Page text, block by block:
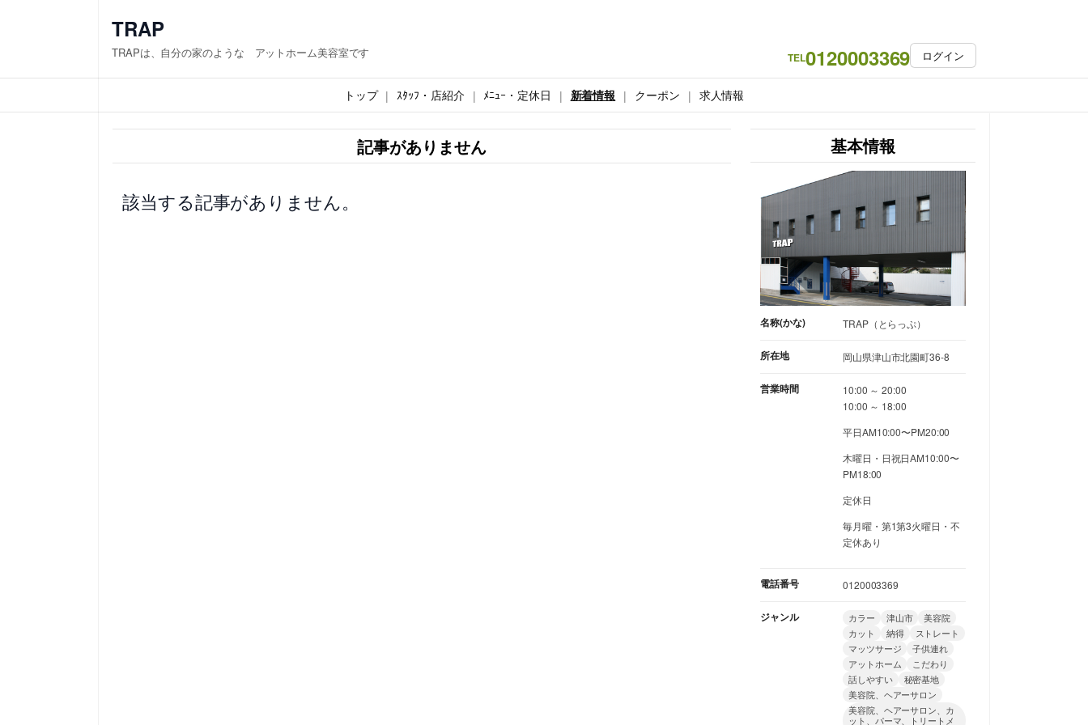
ス
キ
TRAP
TRAPは、自分の家のような アットホーム美容室です TEL0120003369 ログイン
トップ ｽﾀｯﾌ・店紹介 ﾒﾆｭｰ・定休日 新着情報 クーポン 求人情報
記事がありません
該当する記事がありません。
基本情報
名称(かな) TRAP（とらっぷ）
所在地 岡山県津山市北園町36-8
営業時間
10:00 ～ 20:00
10:00 ～ 18:00
平日AM10:00〜PM20:00
木曜日・日祝日AM10:00〜
PM18:00
定休日
毎月曜・第1第3火曜日・不
定休あり
電話番号 0120003369
ジャンル カラー 津山市
美容院
カット
納得
ストレート
マッツサージ
子供連れ
アットホーム
こだわり
話しやすい
秘密基地
美容院、ヘアーサロン
美容院、ヘアーサロン、カ
ット、パーマ、トリートメ